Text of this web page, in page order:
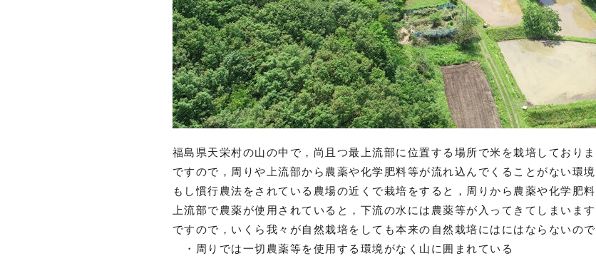
福島県天栄村の山の中で，尚且つ最上流部に位置する場所で米を栽培しておりま
ですので，周りや上流部から農薬や化学肥料等が流れ込んでくることがない環境
もし慣行農法をされている農場の近くで栽培をすると，周りから農薬や化学肥
上流部で農薬が使用されていると，下流の水には農薬等が入ってきてしまいます
ですので，いくら我々が自然栽培をしても本来の自然栽培にはにはならないの
・周りでは一切農薬等を使用する環境がなく山に囲まれている